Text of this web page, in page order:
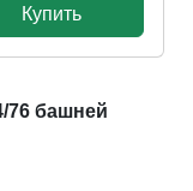
Купить
76 башней